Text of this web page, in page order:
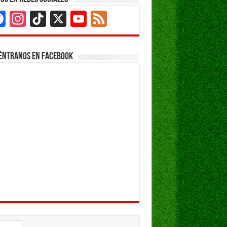
Facebook
Instagram
TikTok
X YouTube
Channel
Feed
en Facebook